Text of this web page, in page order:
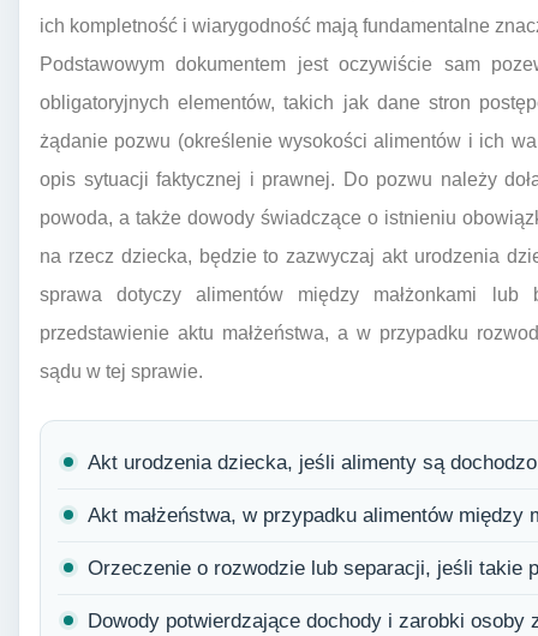
ich kompletność i wiarygodność mają fundamentalne
Podstawowym dokumentem jest oczywiście sam
obligatoryjnych elementów, takich jak dane stron
żądanie pozwu (określenie wysokości alimentów i ich
opis sytuacji faktycznej i prawnej. Do pozwu należy
powoda, a także dowody świadczące o istnieniu
na rzecz dziecka, będzie to zazwyczaj akt urodzenia
sprawa dotyczy alimentów między małżonkami lub
przedstawienie aktu małżeństwa, a w przypadku
sądu w tej sprawie.
Akt urodzenia dziecka, jeśli alimenty są
Akt małżeństwa, w przypadku alimentów między
Orzeczenie o rozwodzie lub separacji, jeśli takie
Dowody potwierdzające dochody i zarobki osoby